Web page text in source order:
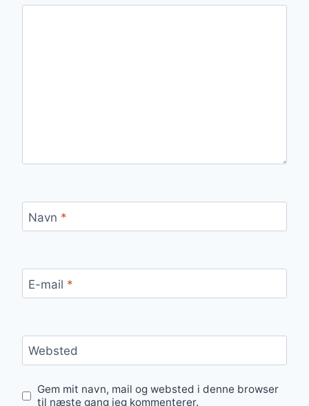
Navn *
E-mail *
Websted
Gem mit navn, mail og websted i denne browser
til næste gang jeg kommenterer.